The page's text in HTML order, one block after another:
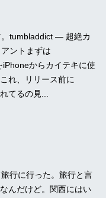
tumbladdict — 超絶カ
ントまずは
からカイテキに使
れ、リリース前に
てるの見...
行に行った。旅行と言
んだけど。関西にはい